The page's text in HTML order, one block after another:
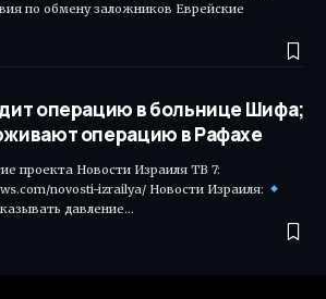
по обмену заложников Еврейские
операцию в больнице Шифа;
операцию в Рафахе
проекта Новости Израиля ТВ 7:
novosti-izrailya/ Новости Израиля:
давление…